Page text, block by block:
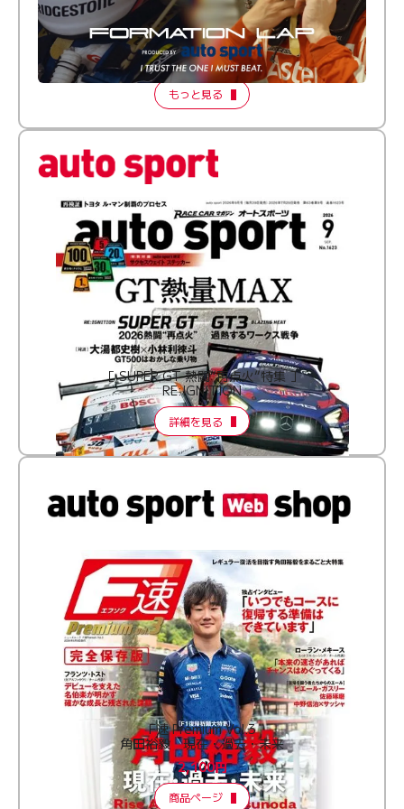
倒す相手を、信じてる。小林利徠斗 × 野村勇斗
【FORMATION LAP Produced by auto sport】
2026 Episode 2
もっと見る
［ SUPER GT 熱闘“再点火”特集 ］
RE:IGNITION
詳細を見る
F速 Premium Vol.3
角田裕毅 現在・過去・未来
2,100円
商品ページ